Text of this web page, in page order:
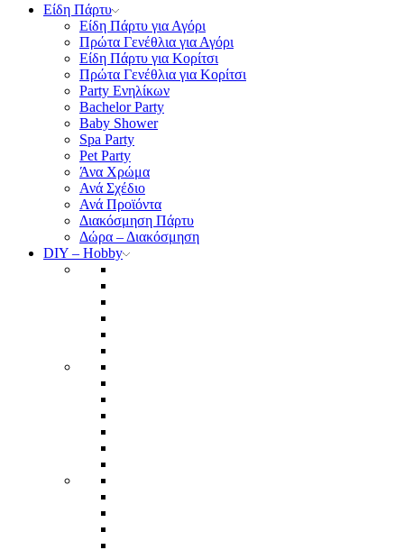
Είδη Πάρτυ
Είδη Πάρτυ για Αγόρι
Πρώτα Γενέθλια για Αγόρι
Είδη Πάρτυ για Κορίτσι
Πρώτα Γενέθλια για Κορίτσι
Party Ενηλίκων
Bachelor Party
Baby Shower
Spa Party
Pet Party
Άνα Χρώμα
Ανά Σχέδιο
Ανά Προϊόντα
Διακόσμηση Πάρτυ
Δώρα – Διακόσμηση
DIY – Hobby